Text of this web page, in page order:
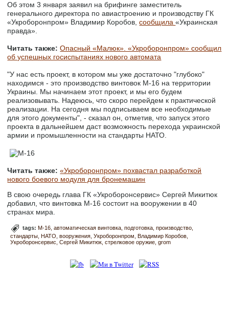
Об этом 3 января заявил на брифинге заместитель
генерального директора по авиастроению и производству ГК
«Укроборонпром» Владимир Коробов,сообщила«Украинская
правда».
Читать также: Опасный «Малюк». «Укроборонпром» сообщил
об успешных госиспытаниях нового автомата
"У нас есть проект, в котором мы уже достаточно "глубоко"
находимся - это производство винтовок М-16 на территории
Украины. Мы начинаем этот проект, и мы его будем
реализовывать. Надеюсь, что скоро перейдем к практической
реализации. На сегодня мы подписываем все необходимые
для этого документы", - сказал он, отметив, что запуск этого
проекта в дальнейшем даст возможность перехода украинской
армии и промышленности на стандарты НАТО.
Читать также: «Укроборонпром» похвастал разработкой
нового боевого модуля для бронемашин
В свою очередь глава ГК «Укроборонсервис» Сергей Микитюк
добавил, что винтовка М-16 состоит на вооружении в 40
странах мира.
tags:М-16 автоматическая винтовка подготовка производство
стандарты НАТО вооружения Укроборонпром
Владимир Коробов
Укроборонсервис
Сергей Микитюк стрелковое оружие grom